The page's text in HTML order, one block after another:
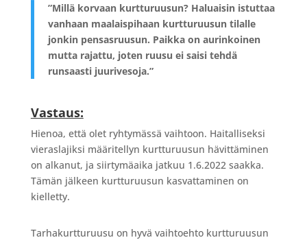
”Millä korvaan kurtturuusun? Haluaisin istuttaa
vanhaan maalaispihaan kurtturuusun tilalle
jonkin pensasruusun. Paikka on aurinkoinen
mutta rajattu, joten ruusu ei saisi tehdä
runsaasti juurivesoja.”
Vastaus:
Hienoa, että olet ryhtymässä vaihtoon. Haitalliseksi
vieraslajiksi määritellyn kurtturuusun hävittäminen
on alkanut, ja siirtymäaika jatkuu 1.6.2022 saakka.
Tämän jälkeen kurtturuusun kasvattaminen on
kielletty.
Tarhakurtturuusu on hyvä vaihtoehto kurtturuusun